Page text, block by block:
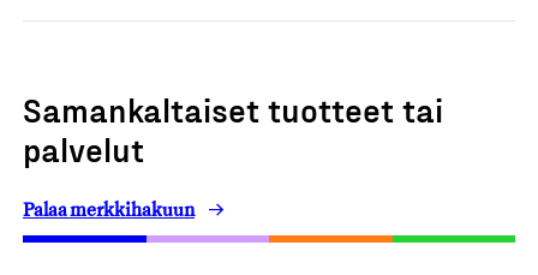
Samankaltaiset tuotteet tai
palvelut
Palaa merkkihakuun